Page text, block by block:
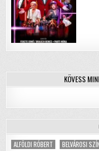
KÖVESS
ALFÖLDI RÓBERT BELVÁROSI